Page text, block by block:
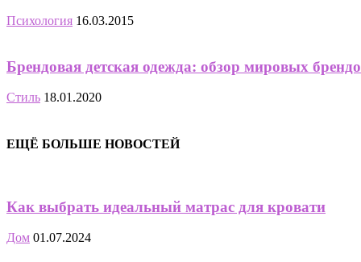
Психология 16.03.2015
Брендовая детская одежда: обзор мировых
Стиль 18.01.2020
ЕЩЁ БОЛЬШЕ НОВОСТЕЙ
Как выбрать идеальный матрас для кровати
Дом 01.07.2024